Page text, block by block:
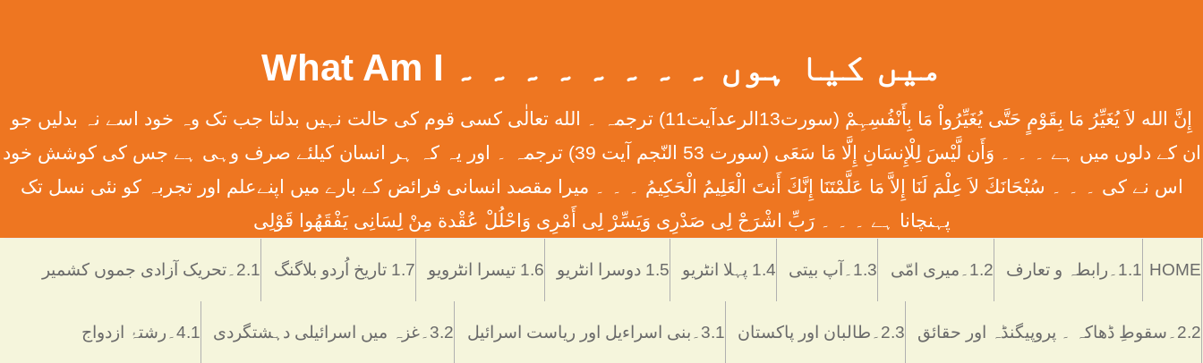
میں کیا ہوں ۔ ۔ ۔ ۔ ۔ ۔ ۔ ۔ What Am I
إِنَّ الله لاَ يُغَيِّرُ مَا بِقَوْمٍ حَتَّی يُغَيِّرُواْ مَا بِأَنْفُسِہِمْ (سورت13الرعدآیت11) ترجمہ ۔ الله تعالٰی کسی قوم کی حالت نہیں بدلتا جب تک وہ خود اسے نہ بدلیں جو
ان کے دلوں میں ہے ۔ ۔ ۔ وَأَن لَّيْسَ لِلْإِنسَانِ إِلَّا مَا سَعَی (سورت 53 النّجم آیت 39) ترجمہ ۔ اور یہ کہ ہر انسان کیلئے صرف وہی ہے جس کی کوشش خود
اس نے کی ۔ ۔ ۔ سُبْحَانَكَ لاَ عِلْمَ لَنَا إِلاَّ مَا عَلَّمْتَنَا إِنَّكَ أَنتَ الْعَلِيمُ الْحَكِيمُ ۔ ۔ ۔ ميرا مقصد انسانی فرائض کے بارے میں اپنےعلم اور تجربہ کو نئی نسل تک
پہنچانا ہے ۔ ۔ ۔ رَبِّ اشْرَحْ لِی صَدْرِی وَيَسِّرْ لِی أَمْرِی وَاحْلُلْ عُقْدة مِنْ لِسَانِی يَفْقَھُوا قَوْلِی
to
content
HOME 1.1۔رابطہ و تعارف 1.2۔میری امّی 1.3۔آپ بیتی 1.4 پہلا انٹریو 1.5 دوسرا انٹریو 1.6 تیسرا انٹرویو 1.7 تاریخ اُردو بلاگنگ 2.1۔تحریک آزادی جموں کشمیر
2.2۔سقوطِ ڈھاکہ ۔ پروپیگنڈہ اور حقائق 2.3۔طالبان اور پاکستان 3.1۔بنی اسراءیل اور ریاست اسرائیل 3.2۔غزہ ميں اسرائيلی دہشتگردی 4.1۔رشتۂ ازدواج